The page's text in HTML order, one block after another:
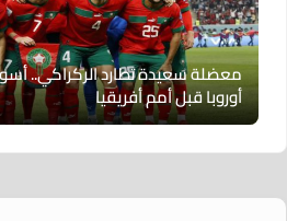
معضلة سعيدة تطارد الركراكي.. أسود
أوروبا قبل أمم أفريقيا